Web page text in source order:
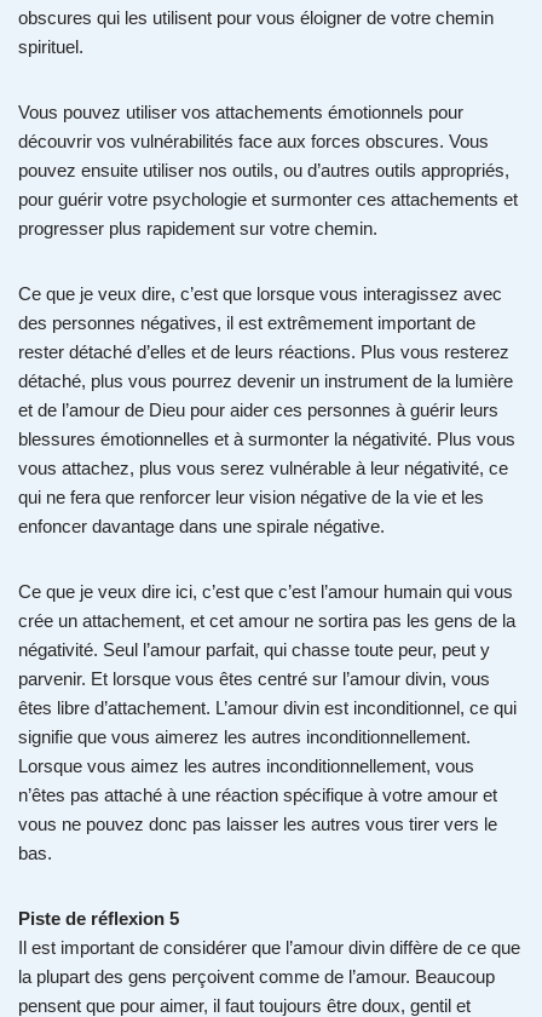
obscures qui les utilisent pour vous éloigner de votre chemin
spirituel.
Vous pouvez utiliser vos attachements émotionnels pour
découvrir vos vulnérabilités face aux forces obscures. Vous
pouvez ensuite utiliser nos outils, ou d’autres outils appropriés,
pour guérir votre psychologie et surmonter ces attachements et
progresser plus rapidement sur votre chemin.
Ce que je veux dire, c’est que lorsque vous interagissez avec
des personnes négatives, il est extrêmement important de
rester détaché d’elles et de leurs réactions. Plus vous resterez
détaché, plus vous pourrez devenir un instrument de la lumière
et de l’amour de Dieu pour aider ces personnes à guérir leurs
blessures émotionnelles et à surmonter la négativité. Plus vous
vous attachez, plus vous serez vulnérable à leur négativité, ce
qui ne fera que renforcer leur vision négative de la vie et les
enfoncer davantage dans une spirale négative.
Ce que je veux dire ici, c’est que c’est l’amour humain qui vous
crée un attachement, et cet amour ne sortira pas les gens de la
négativité. Seul l’amour parfait, qui chasse toute peur, peut y
parvenir. Et lorsque vous êtes centré sur l’amour divin, vous
êtes libre d’attachement. L’amour divin est inconditionnel, ce qui
signifie que vous aimerez les autres inconditionnellement.
Lorsque vous aimez les autres inconditionnellement, vous
n’êtes pas attaché à une réaction spécifique à votre amour et
vous ne pouvez donc pas laisser les autres vous tirer vers le
bas.
Piste de réflexion 5
Il est important de considérer que l’amour divin diffère de ce que
la plupart des gens perçoivent comme de l’amour. Beaucoup
pensent que pour aimer, il faut toujours être doux, gentil et